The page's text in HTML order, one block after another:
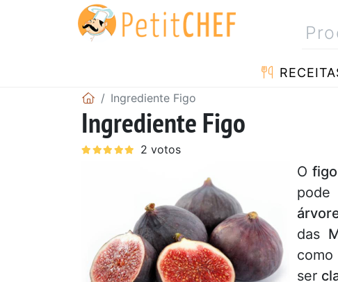
Ingrediente Figo
Ingrediente Figo
Ofigo
pode
das
como
ser